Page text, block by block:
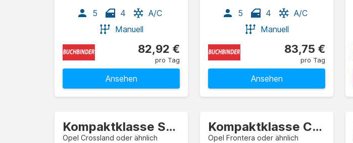
5 4
A/C
Manuell
82,92 €
pro Tag
Ansehen
5 4
A/C
Manuell
83,75 €
pro Tag
Ansehen
Kompaktklasse SUV
Opel Crossland oder ähnlich
Kompaktklasse Crossover
Opel Frontera oder ähnlich